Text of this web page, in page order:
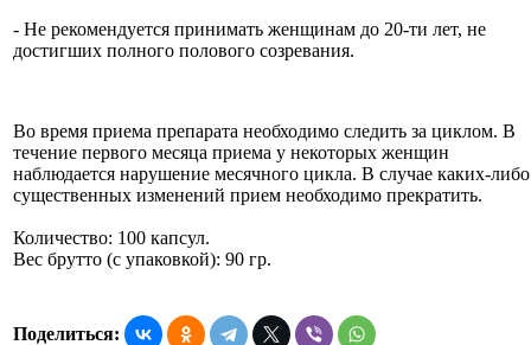
- Не рекомендуется принимать женщинам до 20-ти лет, не
достигших полного полового созревания.
Во время приема препарата необходимо следить за циклом. В
течение первого месяца приема у некоторых женщин
наблюдается нарушение месячного цикла. В случае каких-либо
существенных изменений прием необходимо прекратить.
Количество: 100 капсул.
Вес брутто (с упаковкой): 90 гр.
Поделиться: